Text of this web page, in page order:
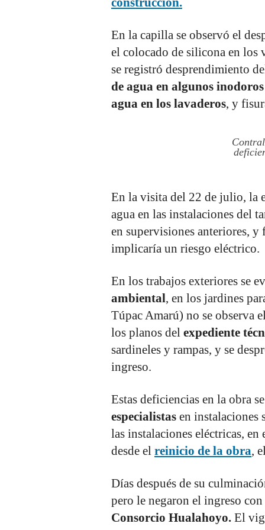
En la capilla se observó el
el colocado de silicona en
se registró desprendimiento
de agua en algunos
agua en los lavaderos, y
En la visita del 22 de julio, la
agua en las instalaciones del
en supervisiones anteriores,
implicaría un riesgo eléctrico.
En los trabajos exteriores se
ambiental, en los jardines
Túpac Amarú) no se observa
los planos del expediente
sardineles y rampas, y se
ingreso.
Estas deficiencias en la obra
especialistas en instalaciones
las instalaciones eléctricas,
desde el reinicio de la obra,
Días después de su
pero le negaron el ingreso
Consorcio Hualahoyo. El